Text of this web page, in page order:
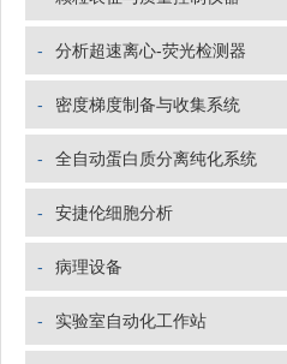
- 分析超速离心-荧光检测器
- 密度梯度制备与收集系统
- 全自动蛋白质分离纯化系统
- 安捷伦细胞分析
- 病理设备
- 实验室自动化工作站